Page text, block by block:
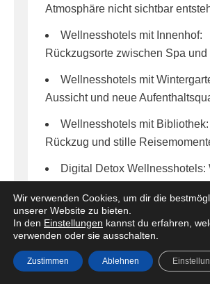
Atmosphäre nicht sichtbar
Wellnesshotels mit Innenhof:
Rückzugsorte zwischen Spa und
Wellnesshotels mit
Aussicht und neue
Wellnesshotels mit
Rückzug und stille
Digital Detox Wellnesshotels:
Sunset Spa Hotels: Warum
Sonnenuntergänge im
emotional wirken
Lake Spa Hotels: Warum
Wir verwenden Cookies, um dir die
unserer Website zu bieten.
In den Einstellungen kannst du erfahren,
verwenden oder sie ausschalten.
Zustimmen Ablehnen